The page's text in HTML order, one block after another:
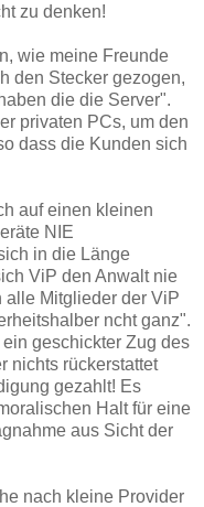
zu denken!
wie meine Freunde
den Stecker gezogen,
die die Server".
privaten PCs, um den
dass die Kunden sich
auf einen kleinen
NIE
in die Länge
ViP den Anwalt nie
alle Mitglieder der ViP
ncht ganz".
geschickter Zug des
nichts rückerstattet
gezahlt! Es
Halt für eine
aus Sicht der
nach kleine Provider